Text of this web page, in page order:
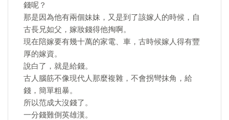
錢呢？
那是因為他有兩個妹妹，又是到了該嫁人的時候，自
古長兄如父，嫁妝錢得他掏啊。
現在陪嫁要有幾十萬的家電、車，古時候嫁人得有豐
厚的嫁資。
說白了，就是給錢。
古人腦筋不像現代人那麼複雜，不會拐彎抹角，給
錢，簡單粗暴。
所以范成大沒錢了。
一分錢難倒英雄漢。